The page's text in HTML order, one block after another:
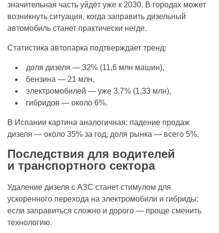
значительная часть уйдёт уже к 2030. В городах может
возникнуть ситуация, когда заправить дизельный
автомобиль станет практически негде.
Статистика автопарка подтверждает тренд:
доля дизеля — 32% (11,6 млн машин),
бензина — 21 млн,
электромобилей — уже 3,7% (1,33 млн),
гибридов — около 6%.
В Испании картина аналогичная: падение продаж
дизеля — около 35% за год, доля рынка — всего 5%.
Последствия для водителей
и транспортного сектора
Удаление дизеля с АЗС станет стимулом для
ускоренного перехода на электромобили и гибриды:
если заправиться сложно и дорого — проще сменить
технологию.